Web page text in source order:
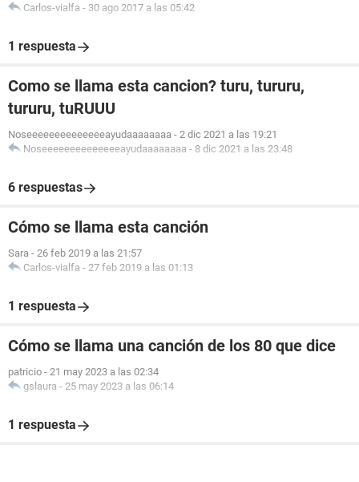
Carlos-vialfa - 30 ago 2017 a las 05:42
1 respuesta
Como se llama esta cancion? turu, tururu,
tururu, tuRUUU
Noseeeeeeeeeeeeeeayudaaaaaaaa - 2 dic 2021 a las 19:21
Noseeeeeeeeeeeeeeayudaaaaaaaa - 8 dic 2021 a las 23:48
6 respuestas
Cómo se llama esta canción
Sara - 26 feb 2019 a las 21:57
Carlos-vialfa - 27 feb 2019 a las 01:13
1 respuesta
Cómo se llama una canción de los 80 que dice
patricio - 21 may 2023 a las 02:34
gslaura - 25 may 2023 a las 06:14
1 respuesta